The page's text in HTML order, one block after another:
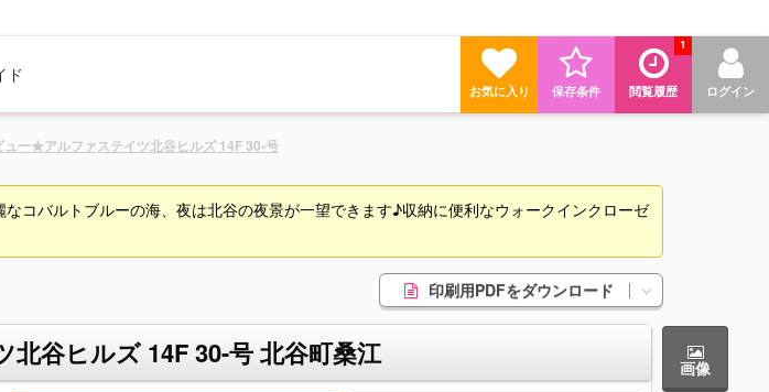
ド
ログイン
閲覧履歴
1
保存条件
お気に入り
ー★アルファステイツ北谷ヒルズ 14F 30-号
コバルトブルーの海、夜は北谷の夜景が一望できます♪収納に便利なウォークインクローゼ
印刷用PDFをダウンロード
谷ヒルズ 14F 30-号 北谷町桑江 画像